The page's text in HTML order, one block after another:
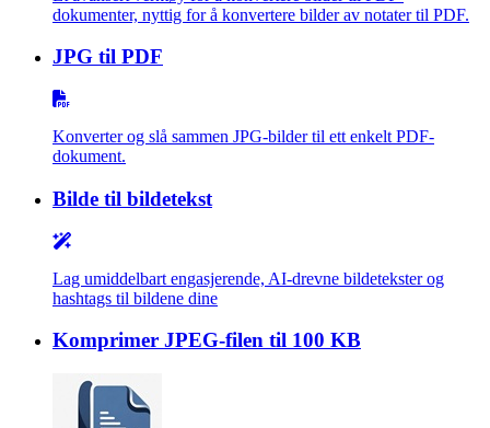
dokumenter, nyttig for å konvertere bilder av notater til PDF.
JPG til PDF
Konverter og slå sammen JPG-bilder til ett enkelt PDF-
dokument.
Bilde til bildetekst
Lag umiddelbart engasjerende, AI-drevne bildetekster og
hashtags til bildene dine
Komprimer JPEG-filen til 100 KB